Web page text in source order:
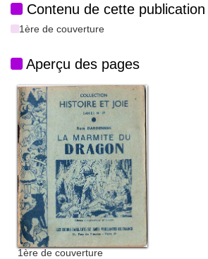
Contenu de cette publication
1ère de couverture
Aperçu des pages
1ère de couverture